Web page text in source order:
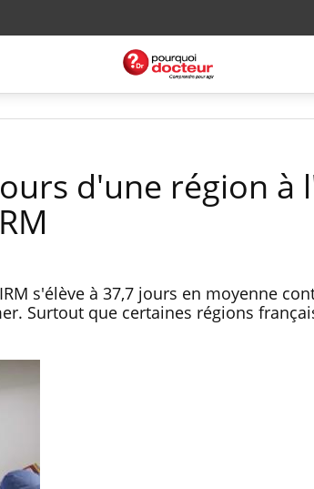
d'une région à
s'élève à 37,7 jours en moyenne
Surtout que certaines régions